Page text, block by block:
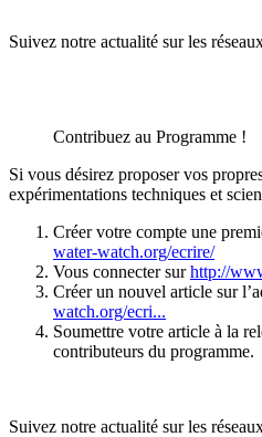
Suivez notre actualité sur les
Contribuez au Programme !
Si vous désirez proposer vos
expérimentations techniques et
Créer votre compte une
water-watch.org/ecrire/
Vous connecter surhttp://
Créer un nouvel article sur
watch.org/ecri...
Soumettre votre article à la
contributeurs du programme.
Suivez notre actualité sur les